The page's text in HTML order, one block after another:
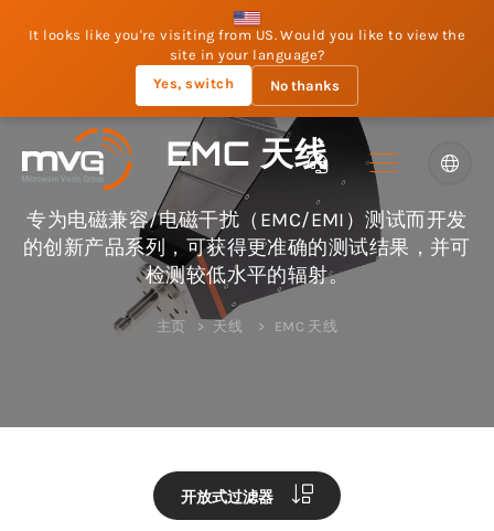
It looks like you're visiting from US. Would you like to view the
site in your language?
Yes, switch
No thanks
EMC 天线
专为电磁兼容/电磁干扰（EMC/EMI）测试而开发
的创新产品系列，可获得更准确的测试结果，并可
检测较低水平的辐射。
主页 天线 EMC 天线
开放式过滤器